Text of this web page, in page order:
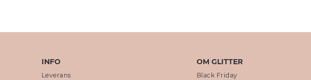
INFO
Leverans
OM GLITTER
Black Friday